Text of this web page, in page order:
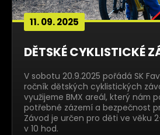
11. 09. 2025
DĚTSKÉ CYKLISTICKÉ
V sobotu 20.9.2025 pořádá SK
ročník dětských cyklistických
využijeme BMX areál, který nám
potřebné zázemí a bezpečnost
Závod je určen pro děti ve věku
v 10 hod.